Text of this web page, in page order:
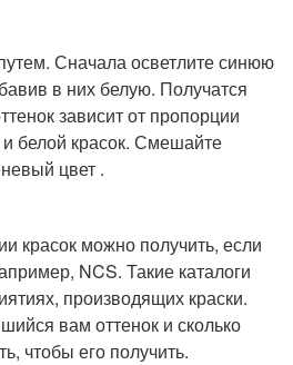
Сначала осветлите синюю
в них белую. Получатся
зависит от пропорции
белой красок. Смешайте
цвет .
красок можно получить, если
NCS. Такие каталоги
производящих краски.
вам оттенок и сколько
чтобы его получить.